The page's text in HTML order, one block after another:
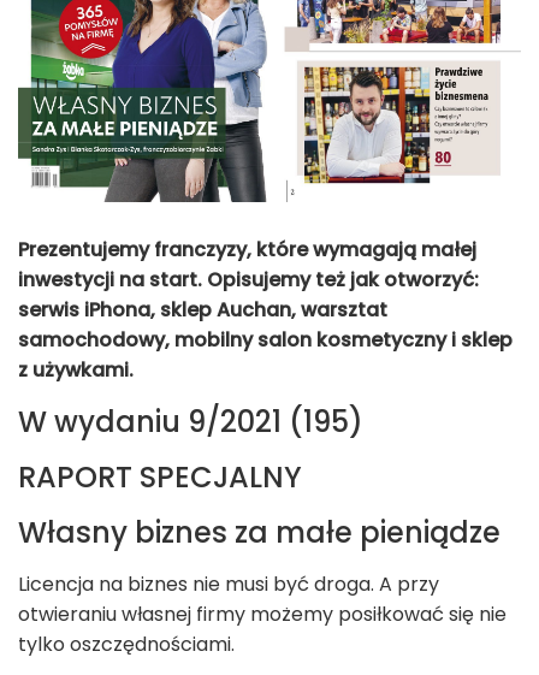
Prezentujemy franczyzy, które wymagają małej
inwestycji na start. Opisujemy też jak otworzyć:
serwis iPhona, sklep Auchan, warsztat
samochodowy, mobilny salon kosmetyczny i sklep
z używkami.
W wydaniu 9/2021 (195)
RAPORT SPECJALNY
Własny biznes za małe pieniądze
Licencja na biznes nie musi być droga. A przy
otwieraniu własnej firmy możemy posiłkować się nie
tylko oszczędnościami.